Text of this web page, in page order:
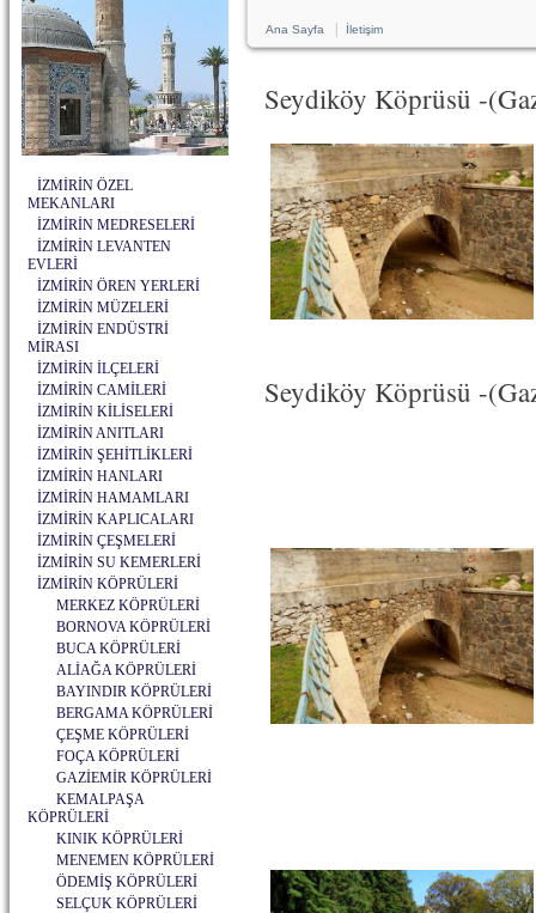
İZMİRİN ÖZEL
MEKANLARI
İZMİRİN MEDRESELERİ
İZMİRİN LEVANTEN
EVLERİ
İZMİRİN ÖREN YERLERİ
İZMİRİN MÜZELERİ
İZMİRİN ENDÜSTRİ
MİRASI
İZMİRİN İLÇELERİ
İZMİRİN CAMİLERİ
İZMİRİN KİLİSELERİ
İZMİRİN ANITLARI
İZMİRİN ŞEHİTLİKLERİ
İZMİRİN HANLARI
İZMİRİN HAMAMLARI
İZMİRİN KAPLICALARI
İZMİRİN ÇEŞMELERİ
İZMİRİN SU KEMERLERİ
İZMİRİN KÖPRÜLERİ
MERKEZ KÖPRÜLERİ
BORNOVA KÖPRÜLERİ
BUCA KÖPRÜLERİ
ALİAĞA KÖPRÜLERİ
BAYINDIR KÖPRÜLERİ
BERGAMA KÖPRÜLERİ
ÇEŞME KÖPRÜLERİ
FOÇA KÖPRÜLERİ
GAZİEMİR KÖPRÜLERİ
KEMALPAŞA
KÖPRÜLERİ
KINIK KÖPRÜLERİ
MENEMEN KÖPRÜLERİ
ÖDEMİŞ KÖPRÜLERİ
SELÇUK KÖPRÜLERİ
Ana Sayfa İletişim
Seydiköy Köprüsü -
Seydiköy Köprüsü -